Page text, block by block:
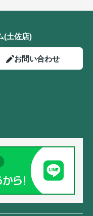
(土佐店)
お問い合わせ